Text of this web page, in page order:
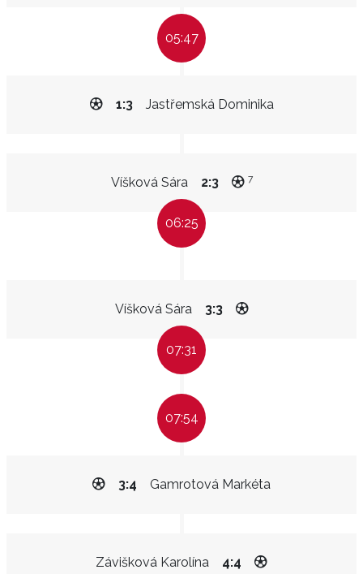
05:47
Jastřemská Dominika
1:3
Víšková Sára 2:3 7
06:25
Víšková Sára 3:3
07:31
07:54
Gamrotová Markéta
3:4
Závišková Karolína 4:4